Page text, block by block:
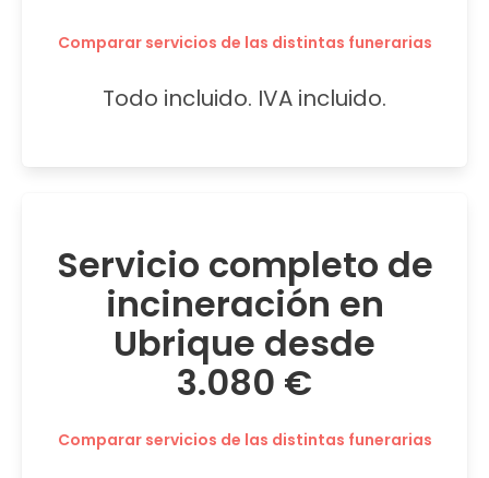
Comparar servicios de las distintas funerarias
Todo incluido. IVA incluido.
Servicio completo de
incineración en
Ubrique desde
3.080 €
Comparar servicios de las distintas funerarias